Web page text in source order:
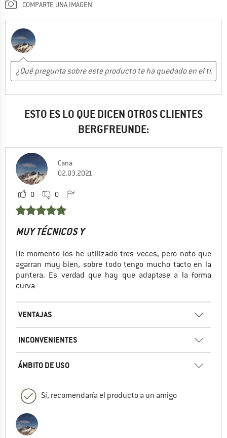
COMPARTE UNA IMAGEN
ESTO ES LO QUE DICEN OTROS CLIENTES
BERGFREUNDE:
Cana
02.03.2021
0 0
MUY TÉCNICOS Y
De momento los he utilizado tres veces, pero noto que
agarran muy bien, sobre todo tengo mucho tacto en la
puntera. Es verdad que hay que adaptase a la forma
curva
VENTAJAS
INCONVENIENTES
ÁMBITO DE USO
Sí, recomendaría el producto a un amigo